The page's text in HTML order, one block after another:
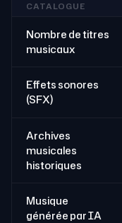
CATALOGUE
Nombre de titres
musicaux
Effets sonores
(SFX)
Archives
musicales
historiques
Musique
générée par IA